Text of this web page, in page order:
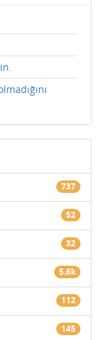
737
52
32
5.6k
112
145